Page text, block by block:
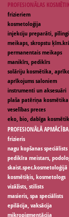
PROFESIONĀLAS
frizieriem
kosmetoloģija
injekciju preparāti, pīlingi
meikaps, skropstu
permanentais meikaps
manikīrs, pedikīrs
solāriju kosmētika,
aprīkojums saloniem
instrumenti un aksesuāri
plaša patēriņa kosmētika
veselības preces
eko, bio, dabīga
PROFESIONĀLĀ
frizieris
nagu kopšanas speciālists
pedikīra meistars,
skaist.spec.kosmetoloģijā
kosmētiķis, kosmetologs
vizāžists, stilists
masieris, spa speciālists
epilācija, vaksācija
mikropigmentācija